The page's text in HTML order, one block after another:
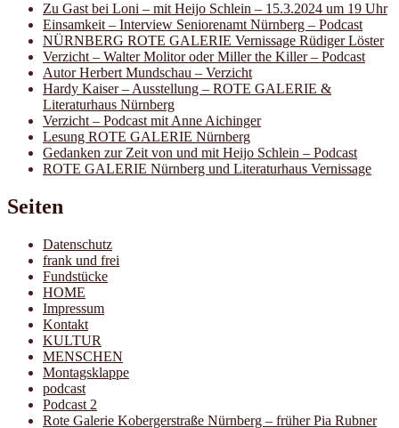
Zu Gast bei Loni – mit Heijo Schlein – 15.3.2024 um 19 Uhr
Einsamkeit – Interview Seniorenamt Nürnberg – Podcast
NÜRNBERG ROTE GALERIE Vernissage Rüdiger Löster
Verzicht – Walter Molitor oder Miller the Killer – Podcast
Autor Herbert Mundschau – Verzicht
Hardy Kaiser – Ausstellung – ROTE GALERIE &
Literaturhaus Nürnberg
Verzicht – Podcast mit Anne Aichinger
Lesung ROTE GALERIE Nürnberg
Gedanken zur Zeit von und mit Heijo Schlein – Podcast
ROTE GALERIE Nürnberg und Literaturhaus Vernissage
Seiten
Datenschutz
frank und frei
Fundstücke
HOME
Impressum
Kontakt
KULTUR
MENSCHEN
Montagsklappe
podcast
Podcast 2
Rote Galerie Kobergerstraße Nürnberg – früher Pia Rubner